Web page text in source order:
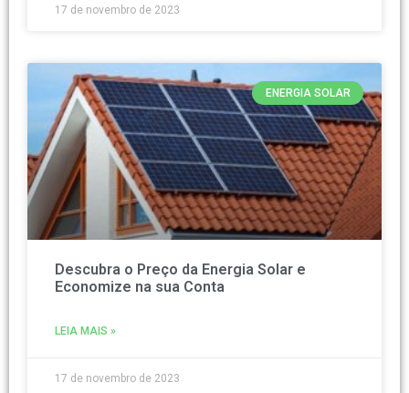
17 de novembro de 2023
ENERGIA SOLAR
Descubra o Preço da Energia Solar e
Economize na sua Conta
LEIA MAIS »
17 de novembro de 2023